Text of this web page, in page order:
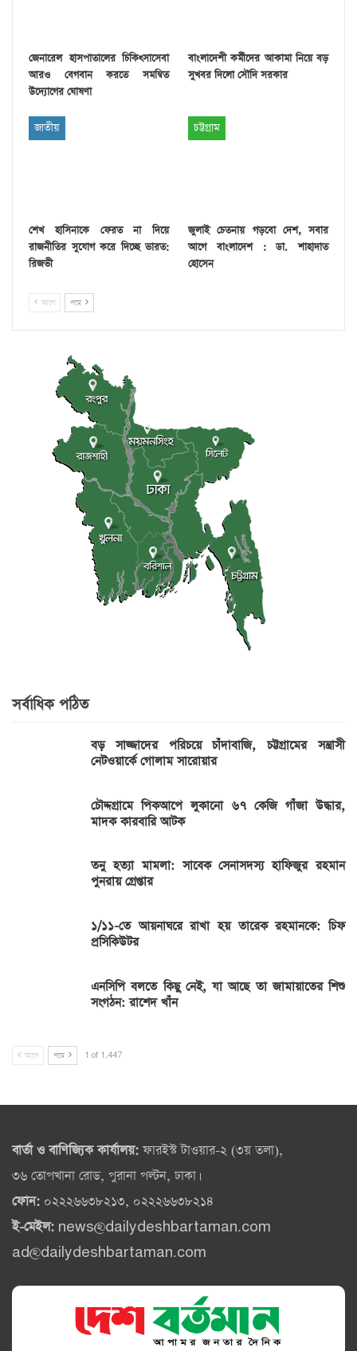
জেনারেল হাসপাতালের চিকিৎসাসেবা
আরও বেগবান করতে সমন্বিত
উদ্যোগের ঘোষণা
বাংলাদেশী কর্মীদের আকামা নিয়ে বড়
সুখবর দিলো সৌদি সরকার
জাতীয়
শেখ হাসিনাকে ফেরত না দিয়ে
রাজনীতির সুযোগ করে দিচ্ছে ভারত:
রিজভী
চট্টগ্রাম
জুলাই চেতনায় গড়বো দেশ, সবার
আগে বাংলাদেশ : ডা. শাহাদাত
হোসেন
আগে পরে
সর্বাধিক পঠিত
বড় সাজ্জাদের পরিচয়ে চাঁদাবাজি, চট্টগ্রামের সন্ত্রাসী
নেটওয়ার্কে গোলাম সারোয়ার
চৌদ্দগ্রামে পিকআপে লুকানো ৬৭ কেজি গাঁজা উদ্ধার,
মাদক কারবারি আটক
তনু হত্যা মামলা: সাবেক সেনাসদস্য হাফিজুর রহমান
পুনরায় গ্রেপ্তার
১/১১-তে আয়নাঘরে রাখা হয় তারেক রহমানকে: চিফ
প্রসিকিউটর
এনসিপি বলতে কিছু নেই, যা আছে তা জামায়াতের শিশু
সংগঠন: রাশেদ খাঁন
আগে পরে 1 of 1,447
বার্তা ও বাণিজ্যিক কার্যালয়:ফারইস্ট টাওয়ার-২ (৩য় তলা),
৩৬ তোপখানা রোড, পুরানা পল্টন, ঢাকা।
ফোন: ০২২২৬৬৩৮২১৩, ০২২২৬৬৩৮২১৪
ই-মেইল: news@dailydeshbartaman.com
ad@dailydeshbartaman.com